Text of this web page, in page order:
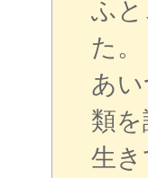
ふ
た。
あ
類
生